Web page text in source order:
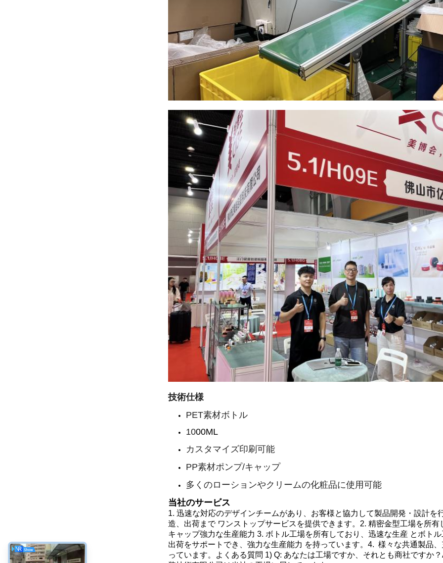
技術仕様
PET素材ボトル
1000ML
カスタマイズ印刷可能
PP素材ポンプ/キャップ
多くのローションやクリームの化粧品に使用可能
当社のサービス
1. 迅速な対応のデザインチームがあり、 お客様と協力して製品開発・設計を
造、出荷まで ワンストップサービスを提供できます。 2. 精密金型工場を所有
キャップ強力な生産能力 3. ボトル工場を所有しており、迅速な生産 と ボト
出荷をサポートでき、 強力な生産能力 を持っています。 4. 様々な共通製品
っています。
よくある質問 1) Q: あなたは工場ですか、それとも商社ですか？